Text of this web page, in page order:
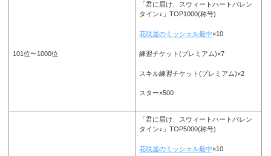
101位〜1000位
「君に届け、スウィートハートバレン
タイン♪」TOP1000(称号)
花咲屋のミッシェル最中×10
練習チケット(プレミアム)×7
スキル練習チケット(プレミアム)×2
スター×500
「君に届け、スウィートハートバレン
タイン♪」TOP5000(称号)
花咲屋のミッシェル最中×10